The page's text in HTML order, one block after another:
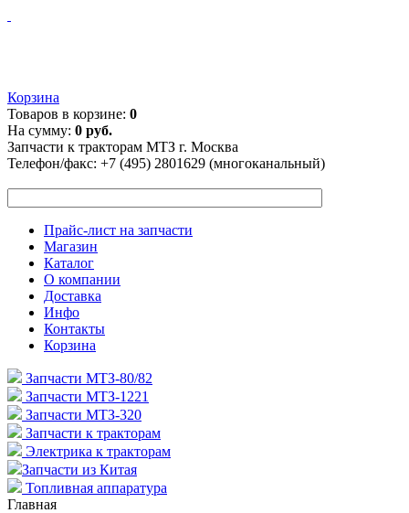
Корзина
Товаров в корзине: 0
На сумму: 0 руб.
Запчасти к тракторам МТЗ г. Москва
Телефон/факс: +7 (495) 2801629 (многоканальный)
Прайс-лист на запчасти
Магазин
Каталог
О компании
Доставка
Инфо
Контакты
Корзина
Запчасти МТЗ-80/82
Запчасти МТЗ-1221
Запчасти МТЗ-320
Запчасти к тракторам
Электрика к тракторам
Запчасти из Китая
Топливная аппаратура
Главная